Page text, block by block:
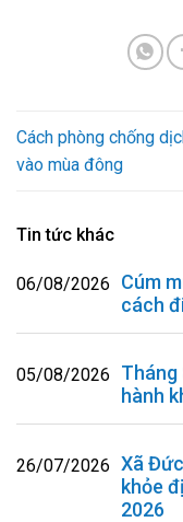
Cách phòng chống
vào mùa đông
Tin tức khác
06/08/2026
Cúm
cách
05/08/2026
Tháng
hành
26/07/2026 Xã
khỏe
2026